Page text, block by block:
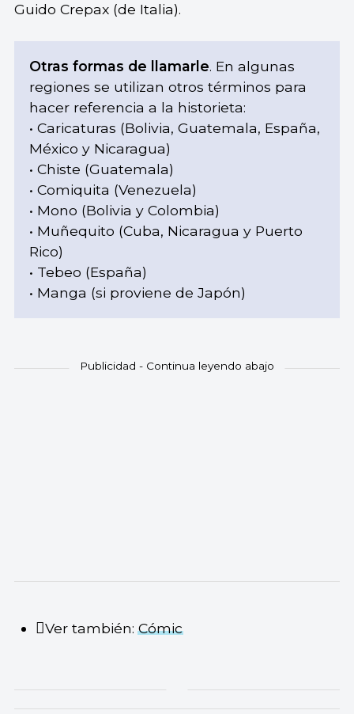
Guido Crepax (de Italia).
Otras formas de llamarle. En algunas
regiones se utilizan otros términos para
hacer referencia a la historieta:
• Caricaturas (Bolivia, Guatemala, España,
México y Nicaragua)
• Chiste (Guatemala)
• Comiquita (Venezuela)
• Mono (Bolivia y Colombia)
• Muñequito (Cuba, Nicaragua y Puerto
Rico)
• Tebeo (España)
• Manga (si proviene de Japón)
Ver también:Cómic